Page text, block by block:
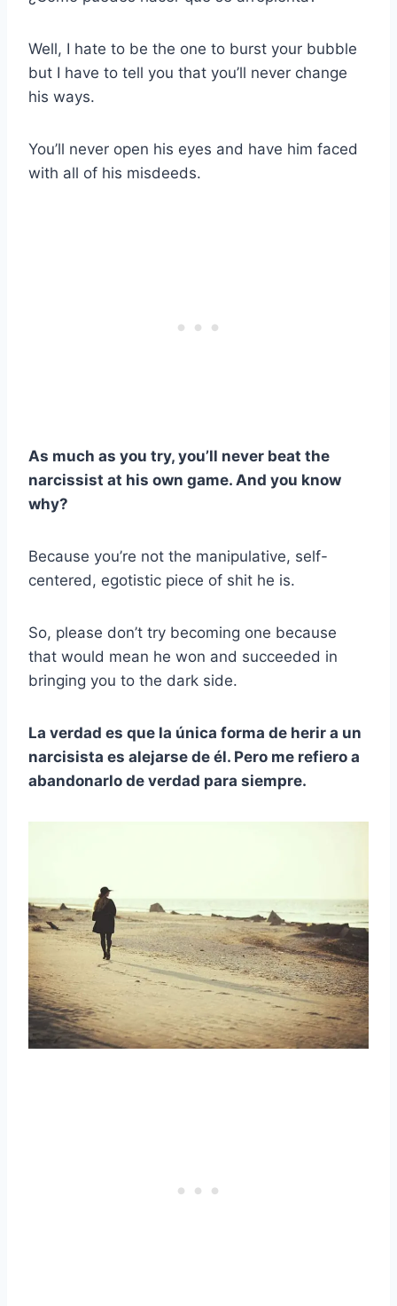
Well, I hate to be the one to burst your bubble
but I have to tell you that you’ll never change
his ways.
You’ll never open his eyes and have him faced
with all of his misdeeds.
As much as you try, you’ll never beat the
narcissist at his own game. And you know
why?
Because you’re not the manipulative, self-
centered, egotistic piece of shit he is.
So, please don’t try becoming one because
that would mean he won and succeeded in
bringing you to the dark side.
La verdad es que la única forma de herir a un
narcisista es alejarse de él. Pero me refiero a
abandonarlo de verdad para siempre.